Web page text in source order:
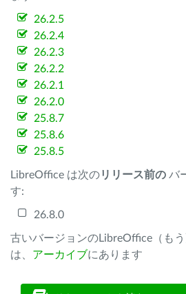
26.2.5
26.2.4
26.2.3
26.2.2
26.2.1
26.2.0
25.8.7
25.8.6
25.8.5
LibreOffice は次のリリース前の バ
す:
26.8.0
古いバージョンのLibreOffice（もう
は、 アーカイブにあります